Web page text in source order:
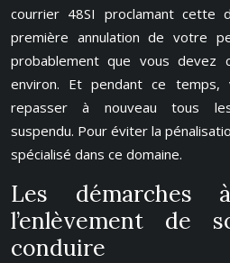
courrier 48SI proclamant cette
première annulation de votre
probablement que vous devez
environ. Et pendant ce temps,
repasser à nouveau tous
suspendu. Pour éviter la
spécialisé dans ce domaine.
Les démarches
l’enlèvement de
conduire